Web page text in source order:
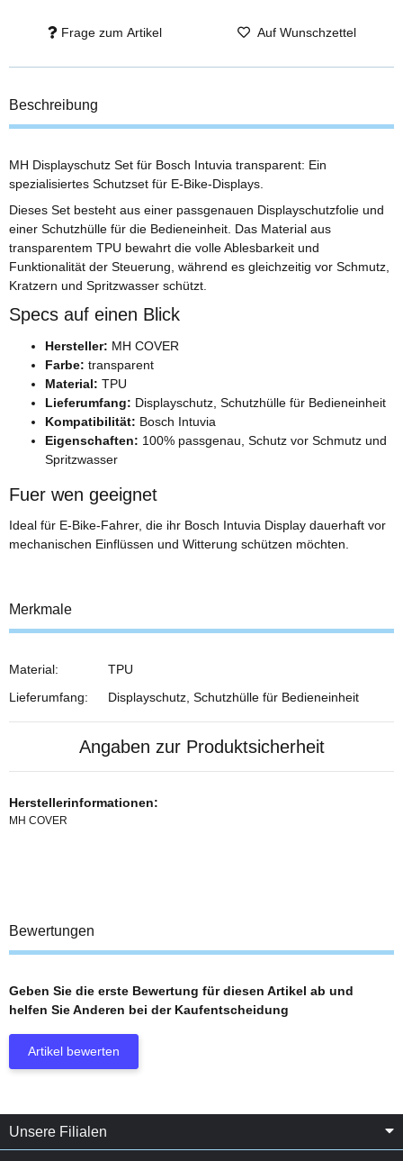
Frage zum Artikel Auf Wunschzettel
Beschreibung
MH Displayschutz Set für Bosch Intuvia transparent: Ein
spezialisiertes Schutzset für E-Bike-Displays.
Dieses Set besteht aus einer passgenauen Displayschutzfolie und
einer Schutzhülle für die Bedieneinheit. Das Material aus
transparentem TPU bewahrt die volle Ablesbarkeit und
Funktionalität der Steuerung, während es gleichzeitig vor Schmutz,
Kratzern und Spritzwasser schützt.
Specs auf einen Blick
Hersteller: MH COVER
Farbe: transparent
Material: TPU
Lieferumfang: Displayschutz, Schutzhülle für Bedieneinheit
Kompatibilität: Bosch Intuvia
Eigenschaften: 100% passgenau, Schutz vor Schmutz und
Spritzwasser
Fuer wen geeignet
Ideal für E-Bike-Fahrer, die ihr Bosch Intuvia Display dauerhaft vor
mechanischen Einflüssen und Witterung schützen möchten.
Merkmale
Material:
TPU
Lieferumfang:
Displayschutz, Schutzhülle für Bedieneinheit
Angaben zur Produktsicherheit
Herstellerinformationen:
MH COVER
Bewertungen
Geben Sie die erste Bewertung für diesen Artikel ab und
helfen Sie Anderen bei der Kaufentscheidung
Artikel bewerten
Unsere Filialen